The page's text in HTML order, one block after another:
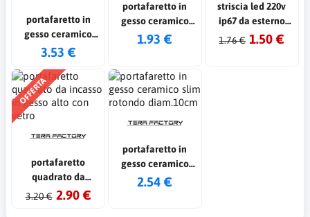
portafaretto in
gesso ceramico
stondato conico
3.53 €
portafaretto in
gesso ceramico
slim quadrato
1.93 €
striscia led 220v
ip67 da esterno
smd 3535 al metro
1.76 € 1.50 €
OFFERTA
portafaretto
quadrato da
incasso in gesso
3.20 € 2.90 €
portafaretto in
gesso ceramico
slim rotondo
2.54 €